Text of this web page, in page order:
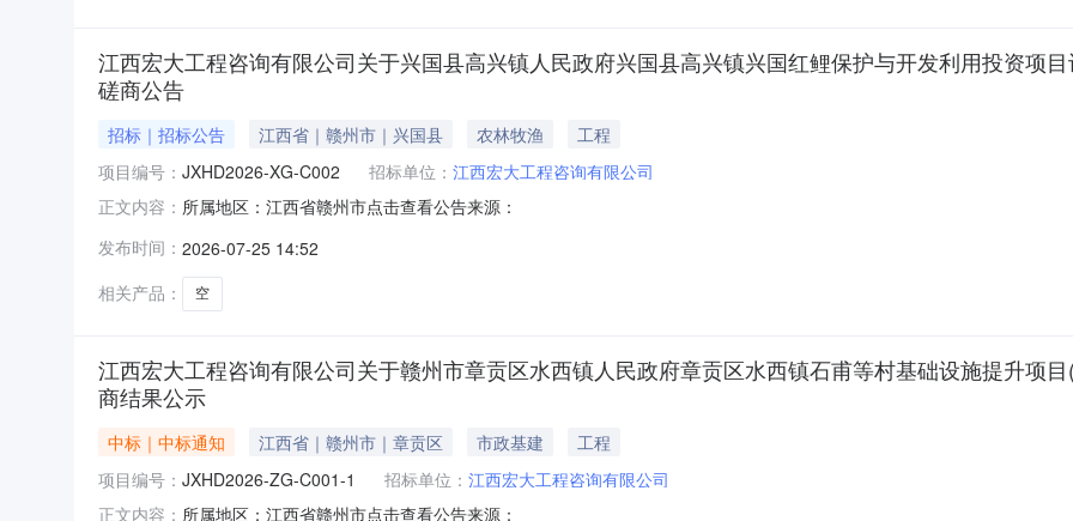
江西宏大工程咨询有限公司关于兴国县高兴镇人民政府兴国县高兴镇兴国红鲤保护与开发利用投资项
磋商公告
招标｜招标公告 江西省｜赣州市｜兴国县 农林牧渔
工程
项目编号： JXHD2026-XG-C002 招标单位： 江西宏大工程咨询有限公司
正文内容： 所属地区：江西省赣州市点击查看公告来源：
发布时间： 2026-07-25 14:52
相关产品：
空
江西宏大工程咨询有限公司关于赣州市章贡区水西镇人民政府章贡区水西镇石甫等村基础设施提升项
商结果公示
中标｜中标通知 江西省｜赣州市｜章贡区 市政基建
工程
项目编号： JXHD2026-ZG-C001-1 招标单位： 江西宏大工程咨询有限公司
正文内容： 所属地区：江西省赣州市点击查看公告来源：